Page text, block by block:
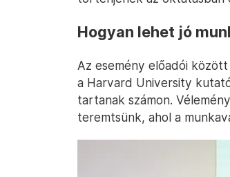
Hogyan lehet jó
Az esemény előadói
a Harvard University
tartanak számon.
teremtsünk, ahol a